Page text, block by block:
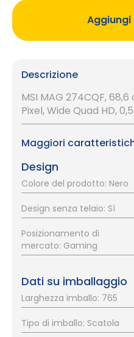
Descrizione
MSI MAG 274CQF,
Pixel, Wide Quad HD,
Maggiori
Design
Colore del prodotto: Nero
Design senza telaio: Sì
Posizionamento di
mercato: Gaming
Dati su imballaggio
Larghezza imballo: 765
Tipo di imballo: Scatola